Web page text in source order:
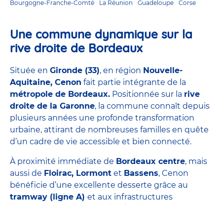
Bourgogne-Franche-Comté
La Réunion Guadeloupe Corse
Une commune dynamique sur la
rive droite de Bordeaux
Située en Gironde (33), en région Nouvelle-
Aquitaine, Cenon fait partie intégrante de la
métropole de Bordeaux. Positionnée sur la rive
droite de la Garonne, la commune connaît depuis
plusieurs années une profonde transformation
urbaine, attirant de nombreuses familles en quête
d’un cadre de vie accessible et bien connecté.
À proximité immédiate de Bordeaux centre, mais
aussi de Floirac, Lormont et Bassens, Cenon
bénéficie d’une excellente desserte grâce au
tramway (ligne A) et aux infrastructures